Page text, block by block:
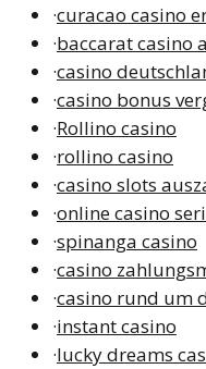
·curacao casino
·baccarat casino
·casino
·casino bonus
·Rollino casino
·rollino casino
·casino slots
·online casino
·spinanga casino
·casino
·casino rund um
·instant casino
·lucky dreams